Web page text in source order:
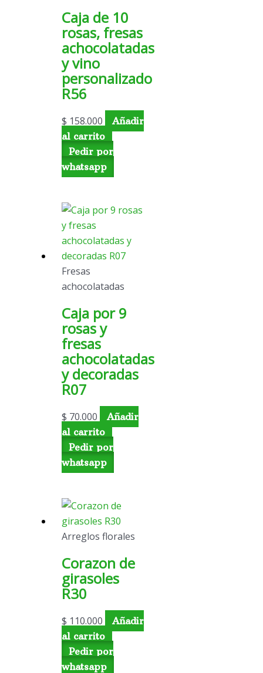
Caja de 10
rosas, fresas
achocolatadas
y vino
personalizado
R56
$ 158.000
Añadir
al carrito
Pedir por
whatsapp
Fresas
achocolatadas
Caja por 9
rosas y
fresas
achocolatadas
y decoradas
R07
$ 70.000
Añadir
al carrito
Pedir por
whatsapp
Arreglos florales
Corazon de
girasoles
R30
$ 110.000
Añadir
al carrito
Pedir por
whatsapp